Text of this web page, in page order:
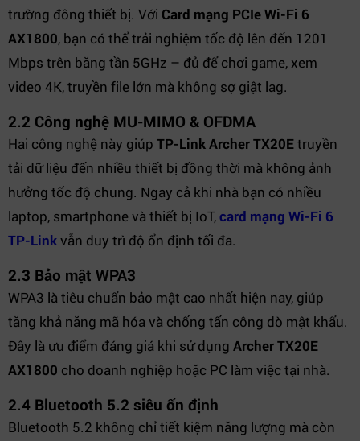
trường đông thiết bị. Với Card mạng PCIe Wi-Fi 6
AX1800, bạn có thể trải nghiệm tốc độ lên đến 1201
Mbps trên băng tần 5GHz – đủ để chơi game, xem
video 4K, truyền file lớn mà không sợ giật lag.
2.2 Công nghệ MU-MIMO & OFDMA
Hai công nghệ này giúp TP-Link Archer TX20Etruyền
tải dữ liệu đến nhiều thiết bị đồng thời mà không ảnh
hưởng tốc độ chung. Ngay cả khi nhà bạn có nhiều
laptop, smartphone và thiết bị IoT,card mạng Wi-Fi 6
TP-Linkvẫn duy trì độ ổn định tối đa.
2.3 Bảo mật WPA3
WPA3 là tiêu chuẩn bảo mật cao nhất hiện nay, giúp
tăng khả năng mã hóa và chống tấn công dò mật khẩu.
Đây là ưu điểm đáng giá khi sử dụng Archer TX20E
AX1800 cho doanh nghiệp hoặc PC làm việc tại nhà.
2.4 Bluetooth 5.2 siêu ổn định
Bluetooth 5.2 không chỉ tiết kiệm năng lượng mà còn